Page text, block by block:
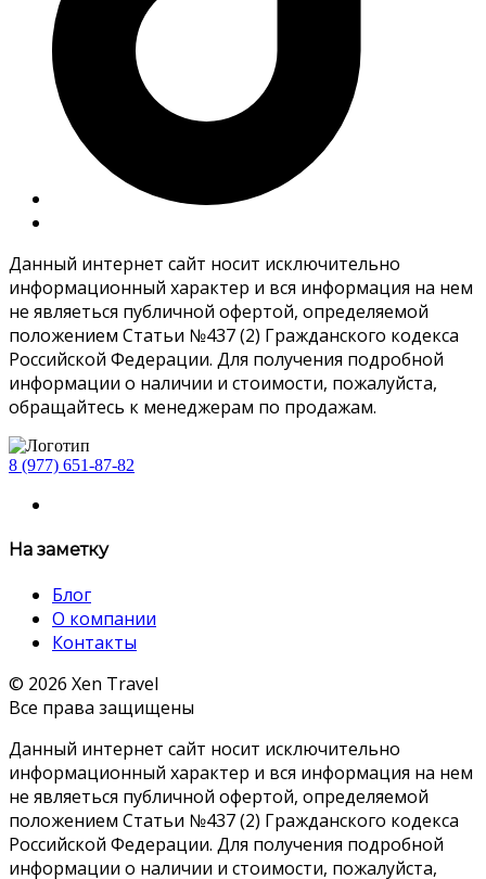
Данный интернет сайт носит исключительно
информационный характер и вся информация на нем
не являеться публичной офертой, определяемой
положением Статьи №437 (2) Гражданского кодекса
Российской Федерации. Для получения подробной
информации о наличии и стоимости, пожалуйста,
обращайтесь к менеджерам по продажам.
8 (977) 651-87-82
На заметку
Блог
О компании
Контакты
© 2026 Xen Travel
Все права защищены
Данный интернет сайт носит исключительно
информационный характер и вся информация на нем
не являеться публичной офертой, определяемой
положением Статьи №437 (2) Гражданского кодекса
Российской Федерации. Для получения подробной
информации о наличии и стоимости, пожалуйста,